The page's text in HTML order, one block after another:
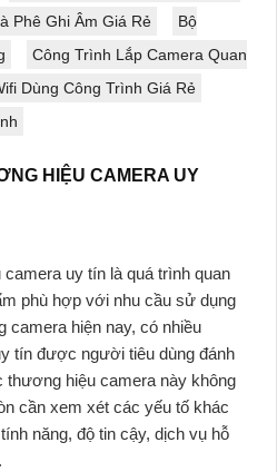
Phê Ghi Âm Giá Rẻ
Bộ
Công Trình Lắp Camera Quan
Dùng Công Trình Giá Rẻ
HIỆU CAMERA UY
uy tín là quá trình quan
phù hợp với nhu cầu sử dụng
camera hiện nay, có nhiều
tín được người tiêu dùng đánh
thương hiệu camera này không
cần xem xét các yếu tố khác
năng, độ tin cậy, dịch vụ hỗ